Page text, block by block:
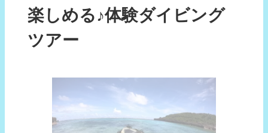
楽しめる♪体験ダイビング
ツアー